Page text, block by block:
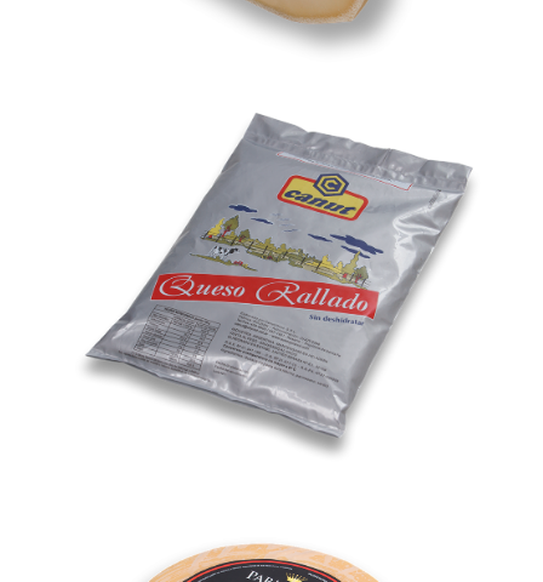
Rallado
Parmesano